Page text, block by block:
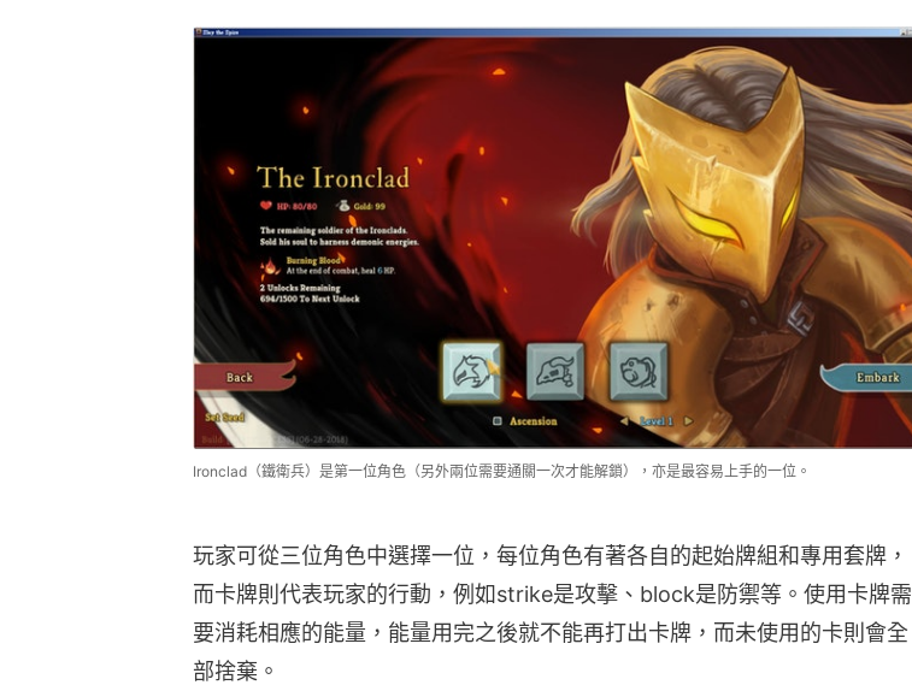
Ironclad（鐵衛兵）是第一位角色（另外兩位需要通關一次才能解鎖），亦是最容易上手的一位。
玩家可從三位角色中選擇一位，每位角色有著各自的起始牌組和專用套牌，
而卡牌則代表玩家的行動，例如strike是攻擊、block是防禦等。使用卡牌需
要消耗相應的能量，能量用完之後就不能再打出卡牌，而未使用的卡則會全
部捨棄。